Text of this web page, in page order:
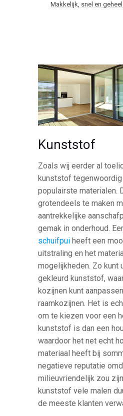
Makkelijk, snel en
Kunststof
Zoals wij eerder al
kunststof tegenwoordig
populairste materialen.
grotendeels te maken
aantrekkelijke
gemak in onderhoud.
schuifpui heeft een
uitstraling en het
mogelijkheden. Zo kunt
gekleurd kunststof,
kozijnen kunt
raamkozijnen. Het is
om te kiezen voor een
kunststof is dan een
waardoor het net echt
materiaal heeft bij
negatieve reputatie
milieuvriendelijk zou
kunststof vele malen
de meeste klanten